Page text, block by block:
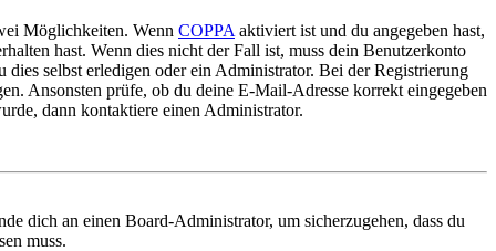
Möglichkeiten. Wenn COPPA aktiviert ist und du angegeben hast,
hast. Wenn dies nicht der Fall ist, muss dein Benutzerkonto
selbst erledigen oder ein Administrator. Bei der Registrierung
Ansonsten prüfe, ob du deine E-Mail-Adresse korrekt eingegeben
dann kontaktiere einen Administrator.
dich an einen Board-Administrator, um sicherzugehen, dass du
muss.